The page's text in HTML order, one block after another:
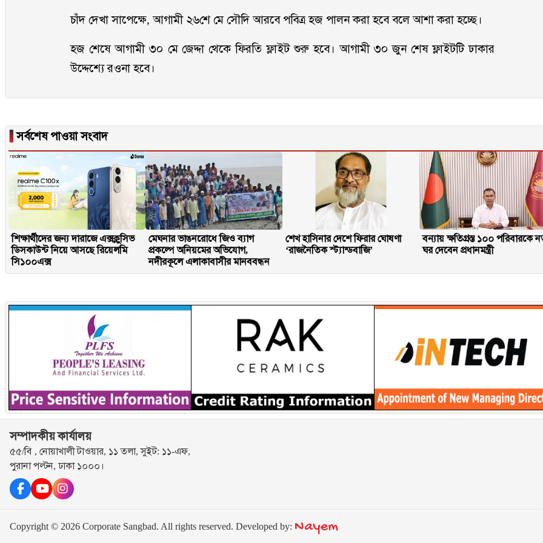
চাঁদ দেখা সাপেক্ষে, আগামী ২৬শে মে সৌদি আরবে পবিত্র হজ পালন করা হবে বলে আশা করা হচ্ছে।
হজ শেষে আগামী ৩০ মে জেদ্দা থেকে ফিরতি ফ্লাইট শুরু হবে। আগামী ৩০ জুন শেষ ফ্লাইটটি ঢাকার
উদ্দেশ্যে রওনা হবে।
▐সর্বশেষ পাওয়া সংবাদ
শিক্ষার্থীদের জন্য দারাজে এক্সক্লুসিভ
ডিসকাউন্ট নিয়ে আসছে রিয়েলমি
সি১০০এক্স
মেঘনার ভাঙনরোধে জিও ব্যাগ
প্রকল্পে অনিয়মের অভিযোগ,
নদীরকূলে এলাকাবাসীর মানববন্ধন
শেখ হাসিনার দেশে ফিরার ঘোষণা
‘রাজনৈতিক স্ট্যান্ডবাজি’
বন্যায় ক্ষতিগ্রস্ত ১০০ পরিবারকে
ঘর দেবেন প্রধানমন্ত্রী
সম্পাদকীয় কার্যালয়
৫৫/বি , নোয়াখালী টাওয়ার, ১১ তলা, সুইট: ১১-এফ,
পুরানা পল্টন, ঢাকা ১০০০।
Copyright © 2026 Corporate Sangbad. All rights reserved. Developed by: Nayem